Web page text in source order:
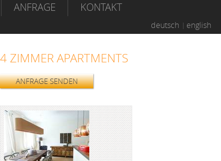
ANFRAGE
KONTAKT
deutsch english
4 ZIMMER APARTMENTS
ANFRAGE SENDEN